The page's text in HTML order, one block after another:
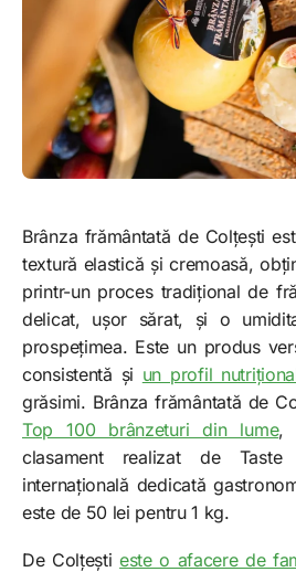
Brânza frământată de Colțești
textură elastică și cremoasă,
printr-un proces tradițional de
delicat, ușor sărat, și o
prospețimea. Este un produs
consistentă și un profil
grăsimi. Brânza frământată de
Top 100 brânzeturi din lume,
clasament realizat de
internațională dedicată
este de 50 lei pentru 1 kg.
De Colțeștieste o afacere de